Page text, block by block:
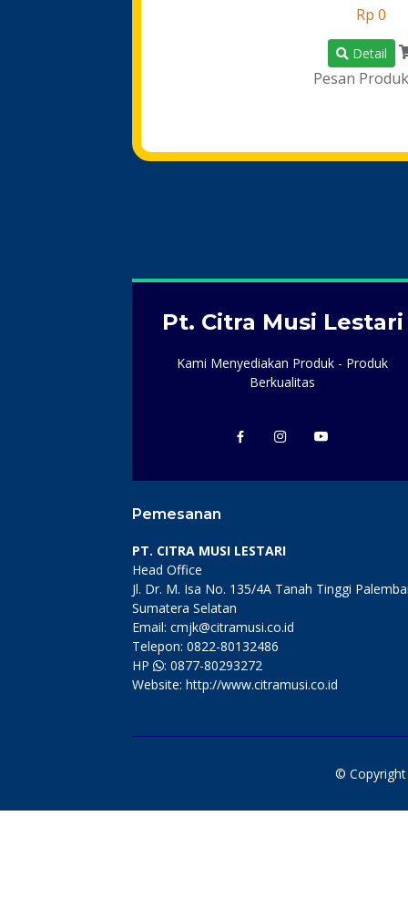
Rp 0
Detail
Pesan
Pt. Citra Musi Lestari
Kami Menyediakan Produk - Produk
Berkualitas
Pemesanan
PT. CITRA MUSI LESTARI
Head Office
Jl. Dr. M. Isa No. 135/4A Tanah Tinggi
Sumatera Selatan
Email: cmjk@citramusi.co.id
Telepon: 0822-80132486
HP
: 0877-80293272
Website: http://www.citramusi.co.id
©